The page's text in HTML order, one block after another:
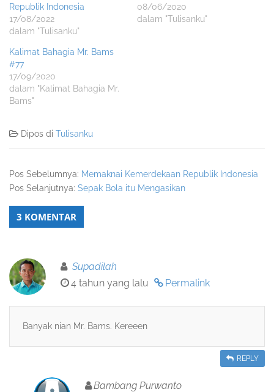
Republik Indonesia
17/08/2022
dalam "Tulisanku"
08/06/2020
dalam "Tulisanku"
Kalimat Bahagia Mr. Bams
#77
17/09/2020
dalam "Kalimat Bahagia Mr.
Bams"
Dipos di Tulisanku
Pos Sebelumnya: Memaknai Kemerdekaan Republik Indonesia
Pos Selanjutnya: Sepak Bola itu Mengasikan
3 KOMENTAR
Supadilah
4 tahun yang lalu
Permalink
Banyak nian Mr. Bams. Kereeen
REPLY
Bambang Purwanto